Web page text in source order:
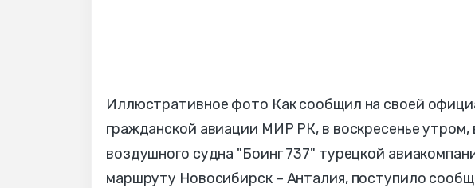
Иллюстративное фото Как сообщил на своей
гражданской авиации МИР РК, в воскресенье утром,
воздушного судна "Боинг 737" турецкой
маршруту Новосибирск – Анталия, поступило